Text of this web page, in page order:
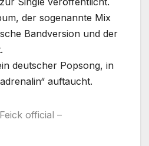
der sogenannte Mix
Bandversion und der
deutscher Popsong, in
auftaucht.
official –